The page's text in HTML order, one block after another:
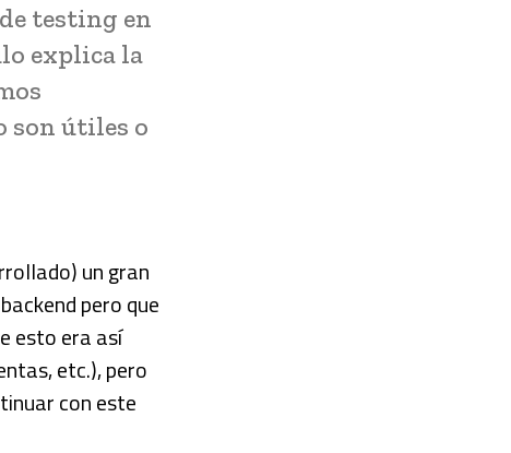
testing en
explica la
son útiles o
un gran
pero que
esto era así
etc.), pero
con este